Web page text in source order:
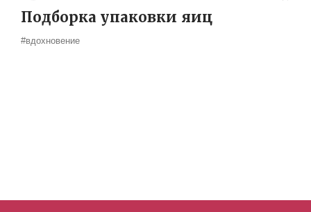
Подборка упаковки яиц
#вдохновение